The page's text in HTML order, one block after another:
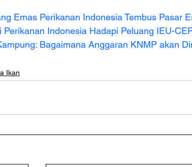
Emas Perikanan Indonesia Tembus Pasar
Perikanan Indonesia Hadapi Peluang IEU-
Bagaimana Anggaran KNMP akan
Ikan